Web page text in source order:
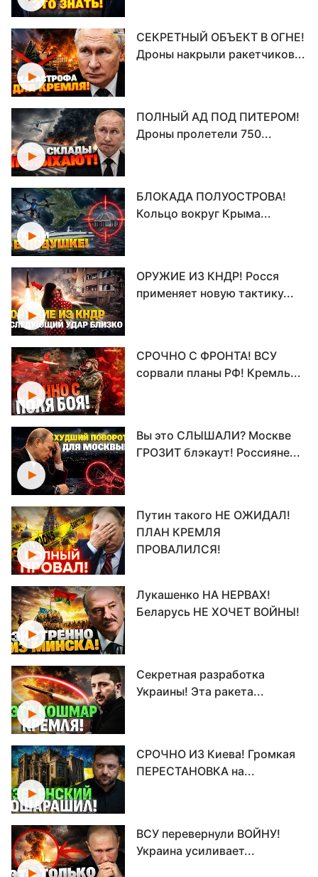
СЕКРЕТНЫЙ ОБЪЕКТ В ОГНЕ!
Дроны накрыли ракетчиков...
ПОЛНЫЙ АД ПОД ПИТЕРОМ!
Дроны пролетели 750...
БЛОКАДА ПОЛУОСТРОВА!
Кольцо вокруг Крыма...
ОРУЖИЕ ИЗ КНДР! Росся
применяет новую тактику...
СРОЧНО С ФРОНТА! ВСУ
сорвали планы РФ! Кремль...
Вы это СЛЫШАЛИ? Москве
ГРОЗИТ блэкаут! Россияне...
Путин такого НЕ ОЖИДАЛ!
ПЛАН КРЕМЛЯ
ПРОВАЛИЛСЯ!
Лукашенко НА НЕРВАХ!
Беларусь НЕ ХОЧЕТ ВОЙНЫ!
Секретная разработка
Украины! Эта ракета...
СРОЧНО ИЗ Киева! Громкая
ПЕРЕСТАНОВКА на...
ВСУ перевернули ВОЙНУ!
Украина усиливает...